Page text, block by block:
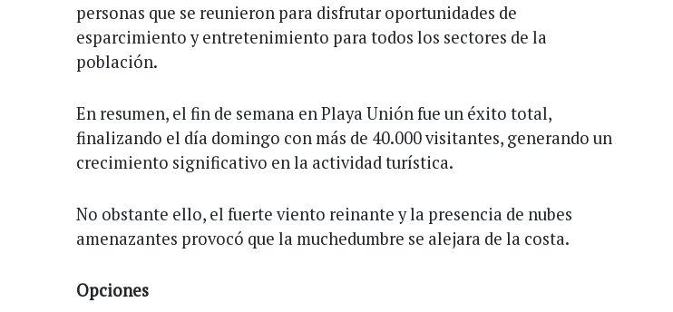
personas que se reunieron para disfrutar oportunidades de
esparcimiento y entretenimiento para todos los sectores de la
población.
En resumen, el fin de semana en Playa Unión fue un éxito total,
finalizando el día domingo con más de 40.000 visitantes, generando un
crecimiento significativo en la actividad turística.
No obstante ello, el fuerte viento reinante y la presencia de nubes
amenazantes provocó que la muchedumbre se alejara de la costa.
Opciones